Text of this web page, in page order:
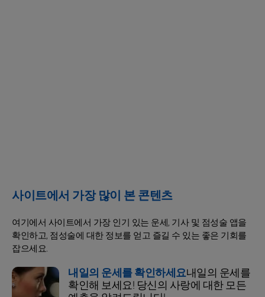
사이트에서 가장 많이 본 콘텐츠
여기에서 사이트에서 가장 인기 있는 운세, 기사 및 점성술 앱을
확인하고, 점성술에 대한 정보를 얻고 즐길 수 있는 좋은 기회를
잡으세요.
내일의 운세를 확인하세요내일의 운세를
확인해 보세요! 당신의 사랑에 대한 모든